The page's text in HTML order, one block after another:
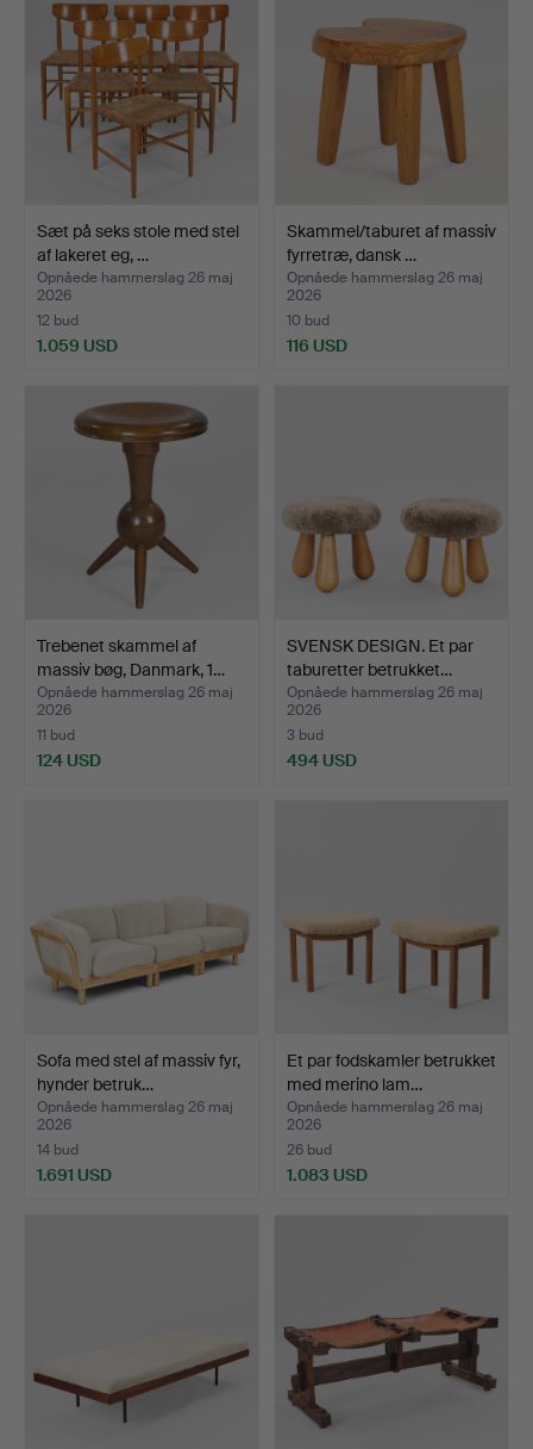
Sæt på seks stole med stel
af lakeret eg, …
Opnåede hammerslag 26 maj
2026
12 bud
1.059 USD
Skammel/taburet af massiv
fyrretræ, dansk …
Opnåede hammerslag 26 maj
2026
10 bud
116 USD
Trebenet skammel af
massiv bøg, Danmark, 1…
Opnåede hammerslag 26 maj
2026
11 bud
124 USD
SVENSK DESIGN. Et par
taburetter betrukket…
Opnåede hammerslag 26 maj
2026
3 bud
494 USD
Sofa med stel af massiv fyr,
hynder betruk…
Opnåede hammerslag 26 maj
2026
14 bud
1.691 USD
Et par fodskamler betrukket
med merino lam…
Opnåede hammerslag 26 maj
2026
26 bud
1.083 USD